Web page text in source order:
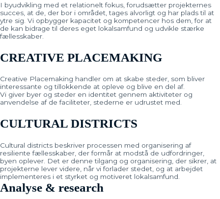
I byudvikling med et relationelt fokus, forudsætter projekternes
succes, at de, der bor i området, tages alvorligt og har plads til at
ytre sig. Vi opbygger kapacitet og kompetencer hos dem, for at
de kan bidrage til deres eget lokalsamfund og udvikle stærke
fællesskaber.
CREATIVE PLACEMAKING
Creative Placemaking handler om at skabe steder, som bliver
interessante og tillokkende at opleve og blive en del af.
Vi giver byer og steder en identitet gennem aktiviteter og
anvendelse af de faciliteter, stederne er udrustet med.
CULTURAL DISTRICTS
Cultural districts beskriver processen med organisering af
resiliente fællesskaber, der formår at modstå de udfordringer,
byen oplever. Det er denne tilgang og organisering, der sikrer, at
projekterne lever videre, når vi forlader stedet, og at arbejdet
implementeres i et styrket og motiveret lokalsamfund.
Analyse & research